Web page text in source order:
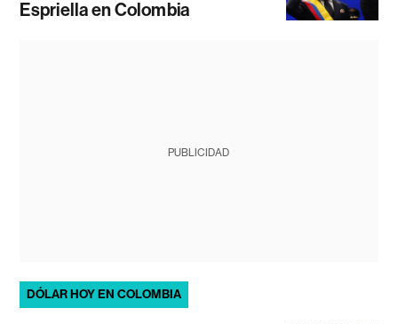
Espriella en Colombia
PUBLICIDAD
DÓLAR HOY EN COLOMBIA